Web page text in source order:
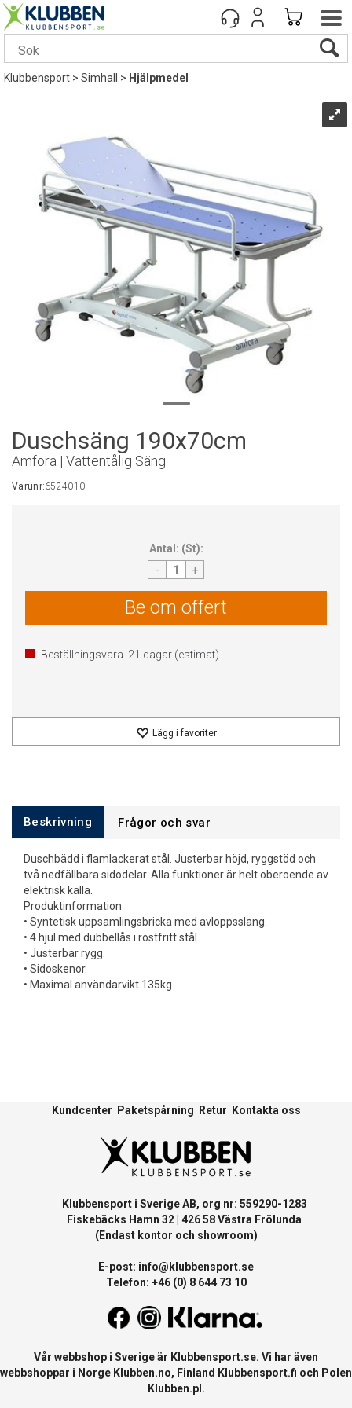
Klubbensport>Simhall > Hjälpmedel
Duschsäng 190x70cm
Amfora | Vattentålig Säng
Varunr:6524010
Antal: (St):
- +
Be om offert
Beställningsvara. 21 dagar (estimat)
Lägg i favoriter
Beskrivning Frågor och svar
Duschbädd i flamlackerat stål. Justerbar höjd, ryggstöd och
två nedfällbara sidodelar. Alla funktioner är helt oberoende av
elektrisk källa.
Produktinformation
• Syntetisk uppsamlingsbricka med avloppsslang.
• 4 hjul med dubbellås i rostfritt stål.
• Justerbar rygg.
• Sidoskenor.
• Maximal användarvikt 135kg.
Kundcenter Paketspårning Retur Kontakta oss
Klubbensport i Sverige AB, org nr: 559290-1283
Fiskebäcks Hamn 32 | 426 58 Västra Frölunda
(Endast kontor och showroom)
E-post: info@klubbensport.se
Telefon: +46 (0) 8 644 73 10
Vår webbshop i Sverige är Klubbensport.se. Vi har även
webbshoppar i Norge Klubben.no, Finland Klubbensport.fi och Polen
Klubben.pl .